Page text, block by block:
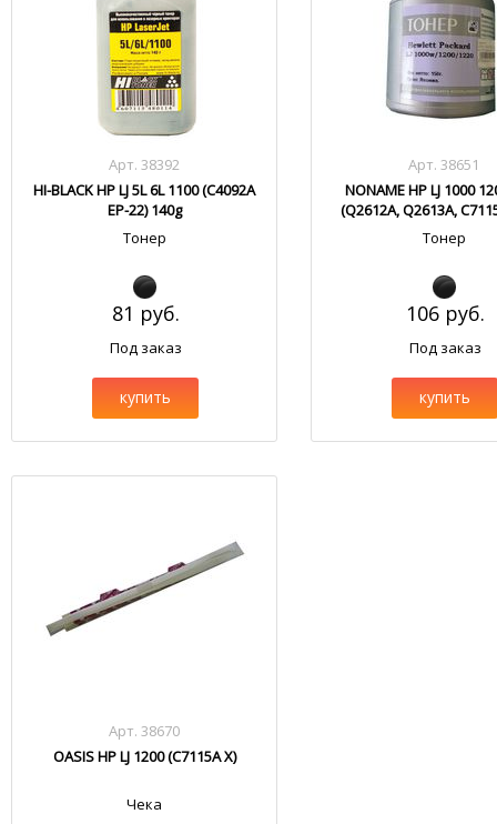
Арт. 38392
HI-BLACK HP LJ 5L 6L 1100 (C4092A
EP-22) 140g
Тонер
81 руб.
Под заказ
купить
Арт. 38651
NONAME HP LJ 1000
(Q2612A, Q2613A,
Тонер
106 руб.
Под заказ
купить
Арт. 38670
OASIS HP LJ 1200 (C7115A X)
Чека